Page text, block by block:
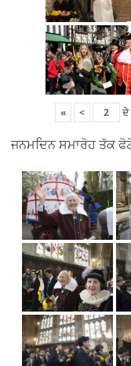
« < ਦੇ
ਜਨਮਦਿਨ ਸਮਾਰੋਹ ਤੱਕ